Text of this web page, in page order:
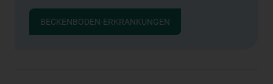
BECKENBODEN-ERKRANKUNGEN